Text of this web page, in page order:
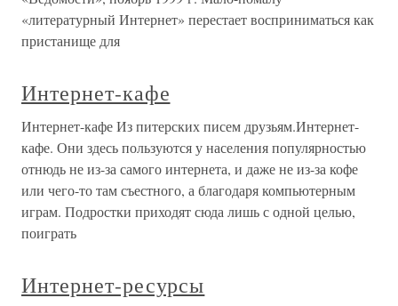
«литературный Интернет» перестает восприниматься как
пристанище для
Интернет-кафе
Интернет-кафе Из питерских писем друзьям.Интернет-
кафе. Они здесь пользуются у населения популярностью
отнюдь не из-за самого интернета, и даже не из-за кофе
или чего-то там съестного, а благодаря компьютерным
играм. Подростки приходят сюда лишь с одной целью,
поиграть
Интернет-ресурсы